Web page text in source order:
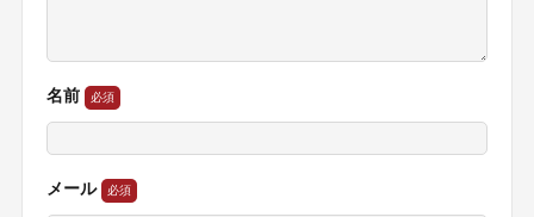
名前
メール